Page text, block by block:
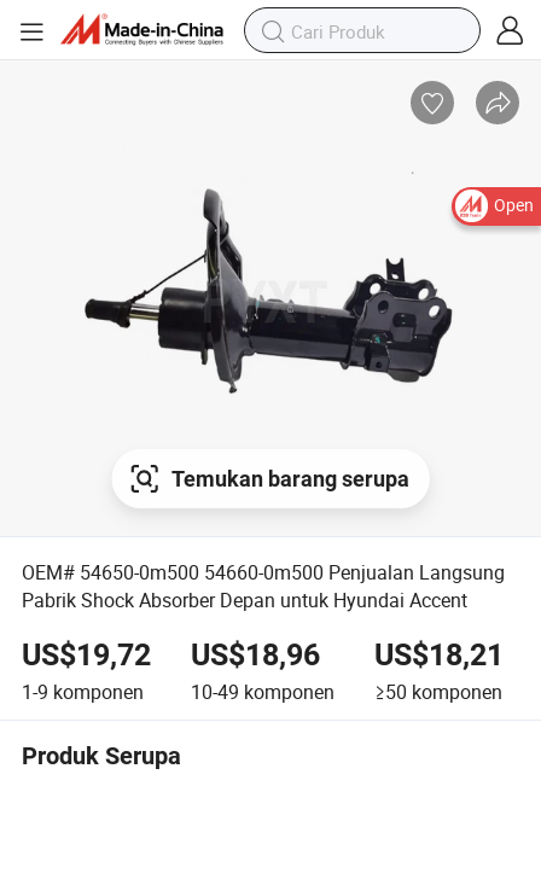
Open
Temukan barang serupa
OEM# 54650-0m500 54660-0m500 Penjualan Langsung
Pabrik Shock Absorber Depan untuk Hyundai Accent
US$19,72
1-9 komponen
US$18,96
10-49 komponen
US$18,21
≥50 komponen
Produk Serupa